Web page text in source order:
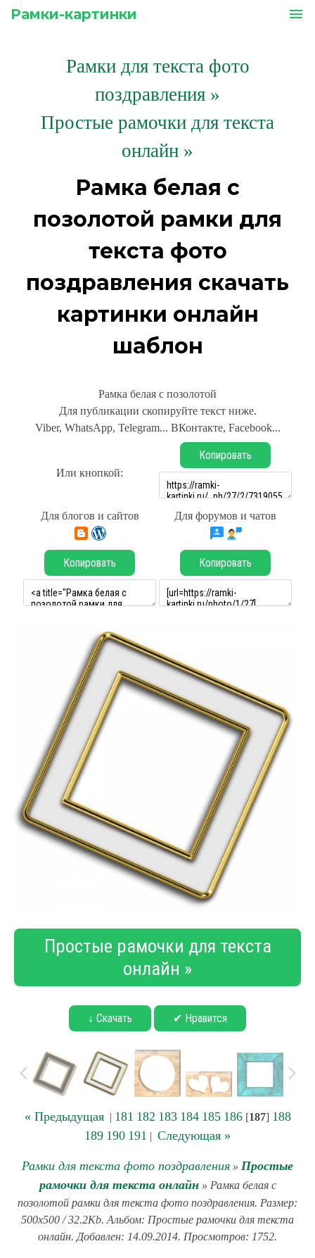
Рамки-картинки menu
Рамки для текста фото
поздравления »
Простые рамочки для текста
онлайн »
Рамка белая с
позолотой рамки для
текста фото
поздравления скачать
картинки онлайн
шаблон
Рамка белая с позолотой
Для публикации скопируйте текст ниже.
Viber, WhatsApp, Telegram... ВКонтакте, Facebook...
Или кнопкой:
Копировать
Для блогов и сайтов Для форумов и чатов
Копировать Копировать
Простые рамочки для текста
онлайн »
↓ Скачать ✔ Нравится
« Предыдущая| 181 182 183 184 185 186[187] 188
189 190 191 | Следующая »
Рамки для текста фото поздравления » Простые
рамочки для текста онлайн» Рамка белая с
позолотой рамки для текста фото поздравления. Размер:
500x500 / 32.2Kb. Альбом: Простые рамочки для текста
онлайн. Добавлен: 14.09.2014. Просмотров: 1752.